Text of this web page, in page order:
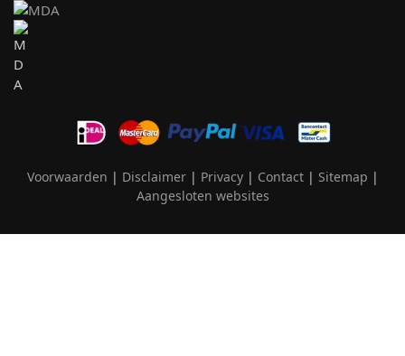
Voorwaarden | Disclaimer| Privacy| Contact| Sitemap |
Aangesloten websites